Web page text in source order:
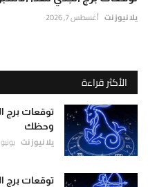
يلا نيوز نت أغسطس 7, 2026
الأكثر قراءة
وحظك
يلا نيوز نت يونيو 30, 2026